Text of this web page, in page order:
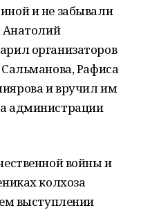
и не забывали
Анатолий
организаторов
Рафиса
и вручил им
администрации
войны и
колхоза
выступлении